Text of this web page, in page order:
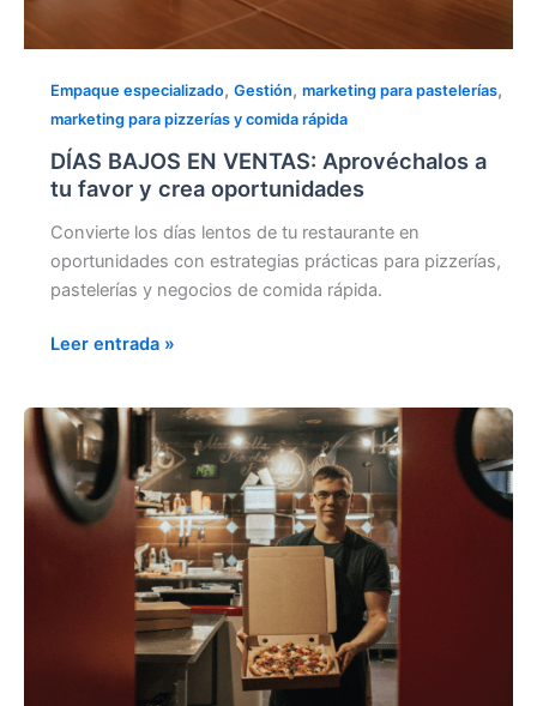
Empaque especializado, Gestión, marketing para pastelerías,
marketing para pizzerías y comida rápida
DÍAS BAJOS EN VENTAS: Aprovéchalos a
tu favor y crea oportunidades
Convierte los días lentos de tu restaurante en
oportunidades con estrategias prácticas para pizzerías,
pastelerías y negocios de comida rápida.
Leer entrada »
EL
BUEN
FIN
2025:
restaurantes,